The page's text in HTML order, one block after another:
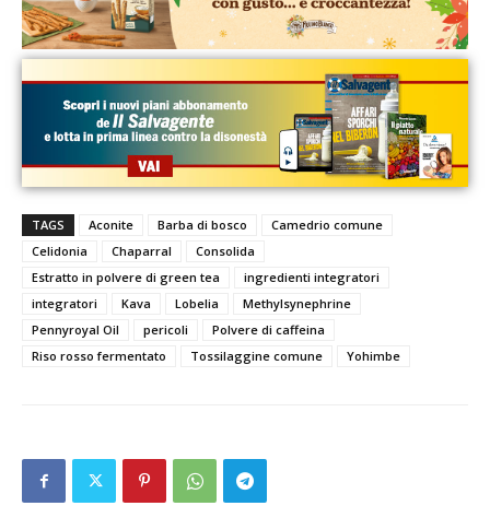
TAGS Aconite Barba di bosco
Camedrio comune
Celidonia
Chaparral
Consolida
Estratto in polvere di green tea
ingredienti integratori
integratori
Kava Lobelia
Methylsynephrine
Pennyroyal Oil
pericoli
Polvere di caffeina
Riso rosso fermentato
Tossilaggine comune Yohimbe